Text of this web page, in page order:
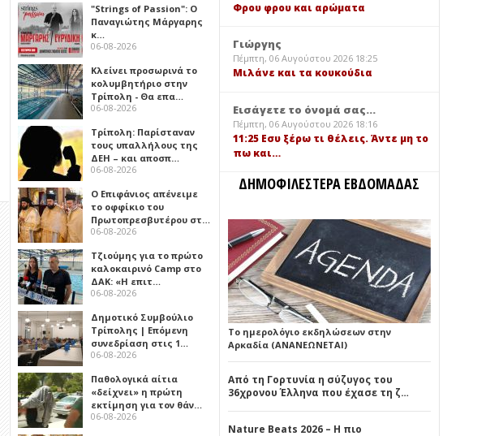
"Strings of Passion": Ο
Παναγιώτης Μάργαρης
κ…
06-08-2026
Κλείνει προσωρινά το
κολυμβητήριο στην
Τρίπολη - Θα επα…
06-08-2026
Τρίπολη: Παρίσταναν
τους υπαλλήλους της
ΔΕΗ – και αποσπ…
06-08-2026
Ο Επιφάνιος απένειμε
το οφφίκιο του
Πρωτοπρεσβυτέρου στ…
06-08-2026
Τζιούμης για το πρώτο
καλοκαιρινό Camp στο
ΔΑΚ: «Η επιτ…
06-08-2026
Δημοτικό Συμβούλιο
Τρίπολης | Επόμενη
συνεδρίαση στις 1…
06-08-2026
Παθολογικά αίτια
«δείχνει» η πρώτη
εκτίμηση για τον θάν…
06-08-2026
Φρου φρου και αρώματα
Γιώργης
Πέμπτη, 06 Αυγούστου 2026 18:25
Μιλάνε και τα κουκούδια
Εισάγετε το όνομά σας...
Πέμπτη, 06 Αυγούστου 2026 18:16
11:25 Εσυ ξέρω τι θέλεις. Άντε μη το
πω και…
ΔΗΜΟΦΙΛΕΣΤΕΡΑ ΕΒΔΟΜΑΔΑΣ
Το ημερολόγιο εκδηλώσεων στην
Αρκαδία (ΑΝΑΝΕΩΝΕΤΑΙ)
Από τη Γορτυνία η σύζυγος του
36χρονου Έλληνα που έχασε τη ζ…
Nature Beats 2026 – Η πιο